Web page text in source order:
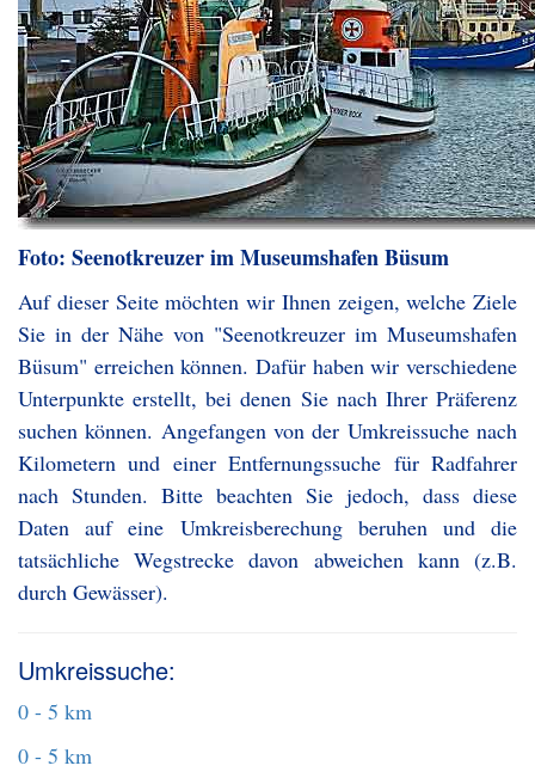
Foto: Seenotkreuzer im Museumshafen Büsum
Auf dieser Seite möchten wir Ihnen zeigen, welche Ziele
Sie in der Nähe von "Seenotkreuzer im Museumshafen
Büsum" erreichen können. Dafür haben wir verschiedene
Unterpunkte erstellt, bei denen Sie nach Ihrer Präferenz
suchen können. Angefangen von der Umkreissuche nach
Kilometern und einer Entfernungssuche für Radfahrer
nach Stunden. Bitte beachten Sie jedoch, dass diese
Daten auf eine Umkreisberechung beruhen und die
tatsächliche Wegstrecke davon abweichen kann (z.B.
durch Gewässer).
Umkreissuche:
0 - 5 km
0 - 5 km